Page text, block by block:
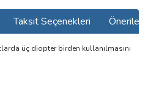
Taksit Seçenekleri
üç diopter birden kullanılmasını